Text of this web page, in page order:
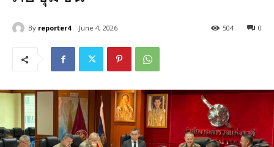
By reporter4 June 4, 2026 0
504